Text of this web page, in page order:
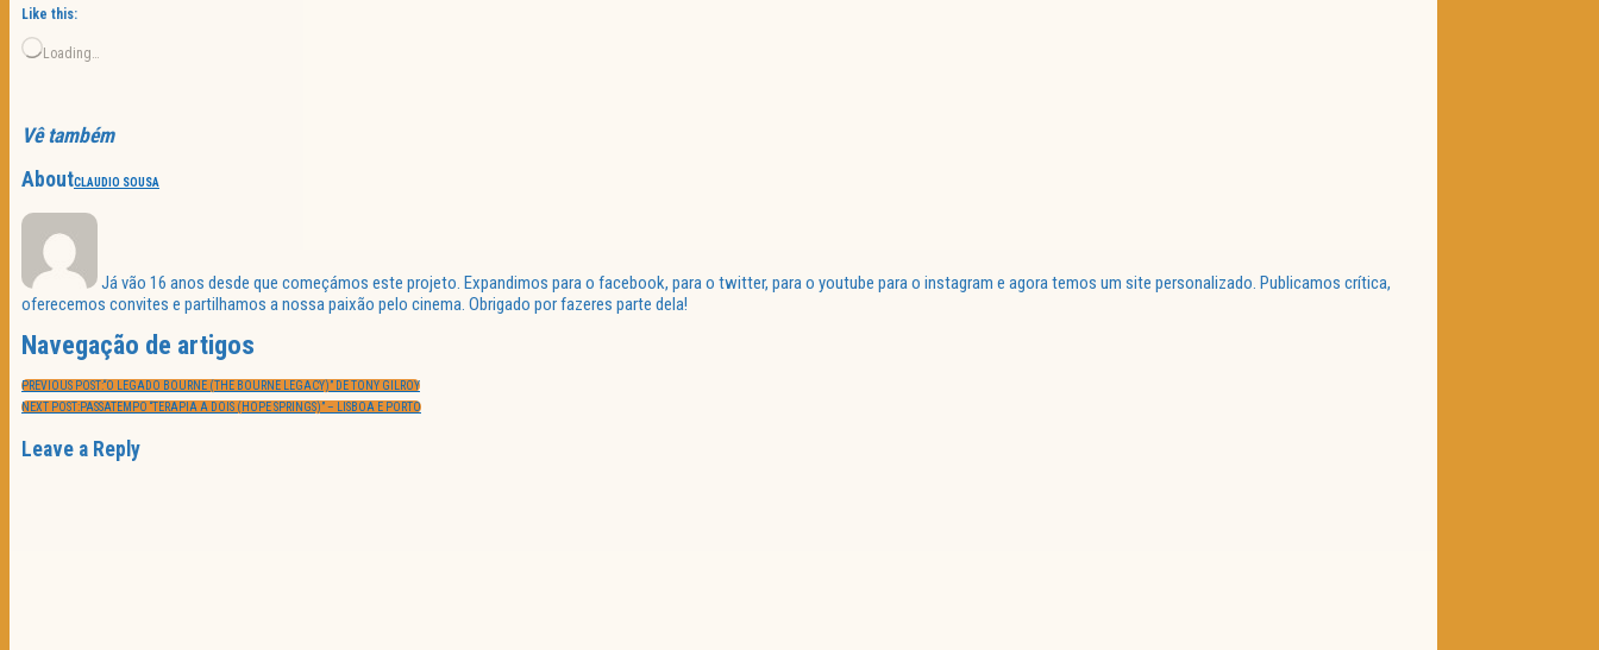
Like this:
Loading…
Vê também
AboutCLAUDIO SOUSA
Já vão 16 anos desde que começámos este projeto. Expandimos para o facebook, para o twitter, para o youtube para o instagram e agora temos um site personalizado. Publicamos crítica,
oferecemos convites e partilhamos a nossa paixão pelo cinema. Obrigado por fazeres parte dela!
Navegação de artigos
PREVIOUS POST:“O LEGADO BOURNE (THE BOURNE LEGACY)” DE TONY GILROY
NEXT POST:PASSATEMPO “TERAPIA A DOIS (HOPE SPRINGS)” – LISBOA E PORTO
Leave a Reply